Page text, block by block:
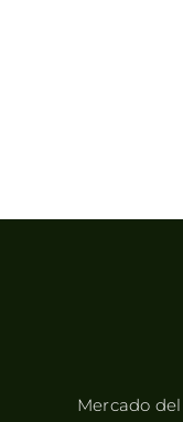
Mercado